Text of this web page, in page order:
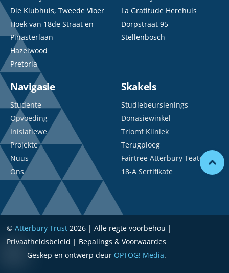
Die Klubhuis, Tweede Vloer
Hoek van 18de Straat en
Pinasterlaan
Hazelwood
Pretoria
La Gratitude Herehuis
Dorpstraat 95
Stellenbosch
Navigasie
Studente
Opvoeding
Inisiatiewe
Projekte
Nuus
Ons
Skakels
Studiebeurslenings
Donasiewinkel
Triomf Kliniek
Terugploeg
Fairtree Atterbury Teater
18-A Sertifikate
©Atterbury Trust 2026 | Alle regte voorbehou |
Privaatheidsbeleid | Bepalings & Voorwaardes
Geskep en ontwerp deur OPTOG! Media.